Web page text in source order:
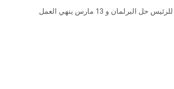
أمين محفوظ: ''بالدستور الجديد، لا يمكن للرئيس حل البرلمان و 13 مارس ينهي العمل